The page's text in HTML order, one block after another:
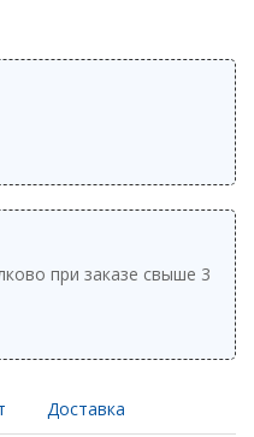
при заказе свыше 3
Доставка